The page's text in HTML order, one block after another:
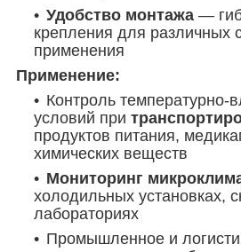
Удобство монтажа —
крепления для различных
применения
Применение:
Контроль температурно-
условий при
продуктов питания,
химических веществ
Мониторинг
холодильных установках,
лабораториях
Промышленное и